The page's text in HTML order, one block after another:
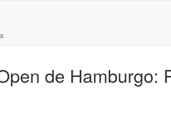
de Hamburgo: